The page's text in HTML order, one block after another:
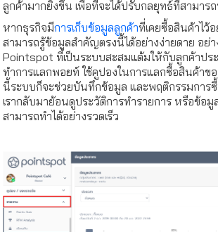
ลูกค้ามากยิ่งขึ้น เพื่อที่จะได้ปรับกลยุทธ์ที่สามาร
หากธุรกิจมีการเก็บข้อมูลลูกค้าที่เคยซื้อสินค้าไว้
สามารถรู้ข้อมูลสำคัญตรงนี้ได้อย่างง่ายดาย อย่า
Pointspot ที่เป็นระบบสะสมแต้มให้กับลูกค้าปร
ทำการแลกพอยท์ ใช้คูปองในการแลกซื้อสินค้าขอ
นี้ระบบก็จะช่วยบันทึกข้อมูล และพฤติกรรมการซื้
เรากลับมาย้อนดูประวัติการทำรายการ หรือข้อมู
สามารถทำได้อย่างรวดเร็ว